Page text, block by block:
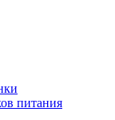
питания